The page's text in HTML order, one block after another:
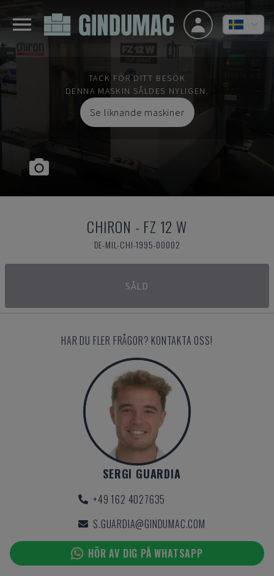
TACK FÖR DITT BESÖK
DENNA MASKIN SÅLDES NYLIGEN.
Se liknande maskiner
CHIRON - FZ 12 W
DE-MIL-CHI-1995-00002
SÅLD
HAR DU FLER FRÅGOR? KONTAKTA OSS!
SERGI GUARDIA
+49 162 4027635
S.GUARDIA@GINDUMAC.COM
HÖR AV DIG PÅ WHATSAPP